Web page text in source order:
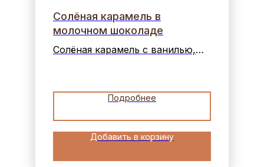
Солёная карамель в
молочном шоколаде
Солёная карамель с ванилью,
Подробнее
Добавить в корзину